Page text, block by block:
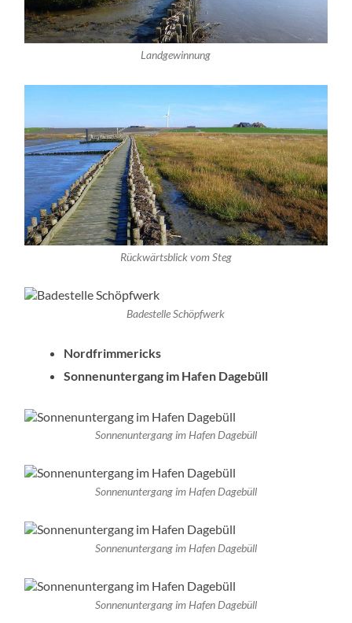
Landgewinnung
Rückwärtsblick vom Steg
Badestelle Schöpfwerk
Nordfrimmericks
Sonnenuntergang im Hafen Dagebüll
Sonnenuntergang im Hafen Dagebüll
Sonnenuntergang im Hafen Dagebüll
Sonnenuntergang im Hafen Dagebüll
Sonnenuntergang im Hafen Dagebüll